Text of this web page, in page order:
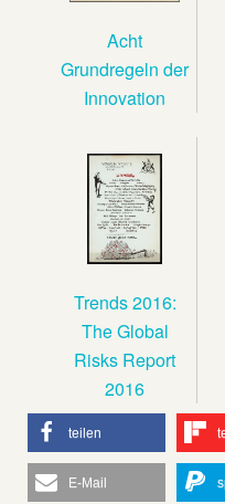
Acht
Grundregeln der
Innovation
Trends 2016:
The Global
Risks Report
2016
teilen
E-Mail